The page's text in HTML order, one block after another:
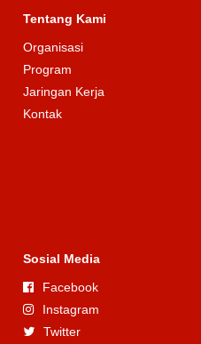
Tentang Kami
Organisasi
Program
Jaringan Kerja
Kontak
Sosial Media
Facebook
Instagram
Twitter